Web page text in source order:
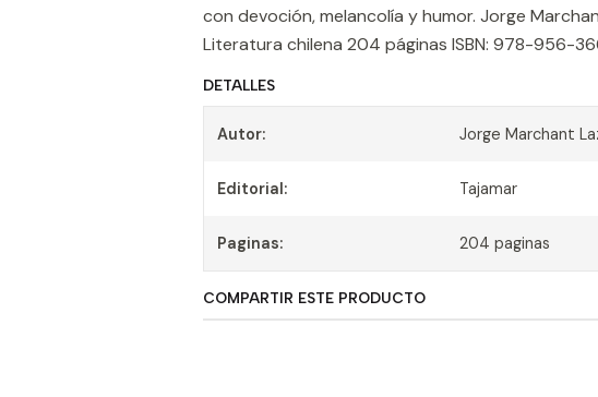
con devoción, melancolía y humor. Jorge
Literatura chilena 204 páginas ISBN: 978-956-
DETALLES
Autor: Jorge Marchant
Editorial: Tajamar
Paginas: 204 paginas
COMPARTIR ESTE PRODUCTO